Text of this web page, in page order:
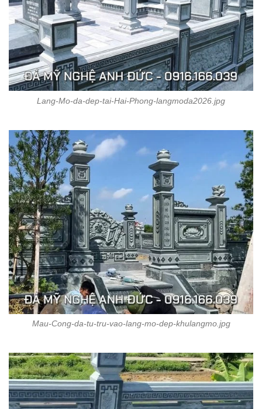
Lang-Mo-da-dep-tai-Hai-Phong-langmoda2026.jpg
Mau-Cong-da-tu-tru-vao-lang-mo-dep-khulangmo.jpg